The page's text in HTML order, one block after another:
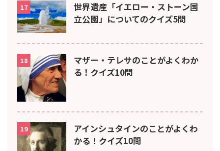
17
世界遺産「イエロー・ストーン国
立公園」についてのクイズ5問
18
マザー・テレサのことがよくわか
る！クイズ10問
19
アインシュタインのことがよくわ
かる！クイズ10問